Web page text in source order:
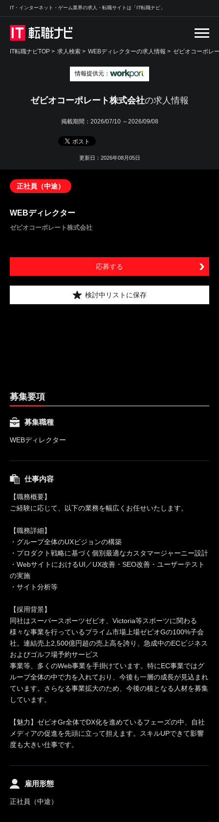
IT・インターネット・ゲーム業界の求人・転職サイトは「IT転職ナビ」
IT転職ナビTOP > 求人検索 > WEBディレクターの求人情報 > ゼビオコーポレ
情報提供元：
ゼビオコーポレート株式会社の求人情報
掲載期間： 2026/07/10 ～2026/09/08
更新日：2026年08月05日
正社員（中途）
WEBディレクター
ゼビオコーポレート株式会社
応募する
検討中リストに保存
募集要項
募集職種
WEBディレクター
仕事内容
【職務概要】
ご経験に応じて、以下の業務を幅広くお任せいたします。
【職務詳細】
・グループ全体のUXビジョンの構築
・プロダクト戦略に基づく個別最適なカスタマージャーニー設計
・WebサイトにおけるUI／UX改善・SEO改善・ユーザーテスト
の実施
・サイト分析等
【採用背景】
同社はスーパースポーツゼビオ、Victoria等スポーツに関わる
様々な事業を行っているプライム市場上場ゼビオGの100%子会
社。連結売上2,500億円超の売上高を誇り、急成中のECビジネス
およびゴルフ場予約サービス
事業等、多くのWeb事業を手掛けています。特にEC事業ではグ
ループ全体の中で力を入れており、今後も一層の成長が見込まれ
ています。さらなる事業拡大のため、今後の核となる人材を募集
しています。
【魅力】ゼビオGr全体でDX化を進めているフェーズの中、自社
メディアの促進を先頭に立って担えます。スキルUPできて影響
度も大きい仕事です。
雇用形態
正社員（中途）